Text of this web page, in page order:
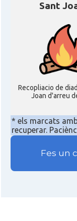
Sant
Recopliacio de
Joan d'arreu
* els marcats
recuperar.
Fes un